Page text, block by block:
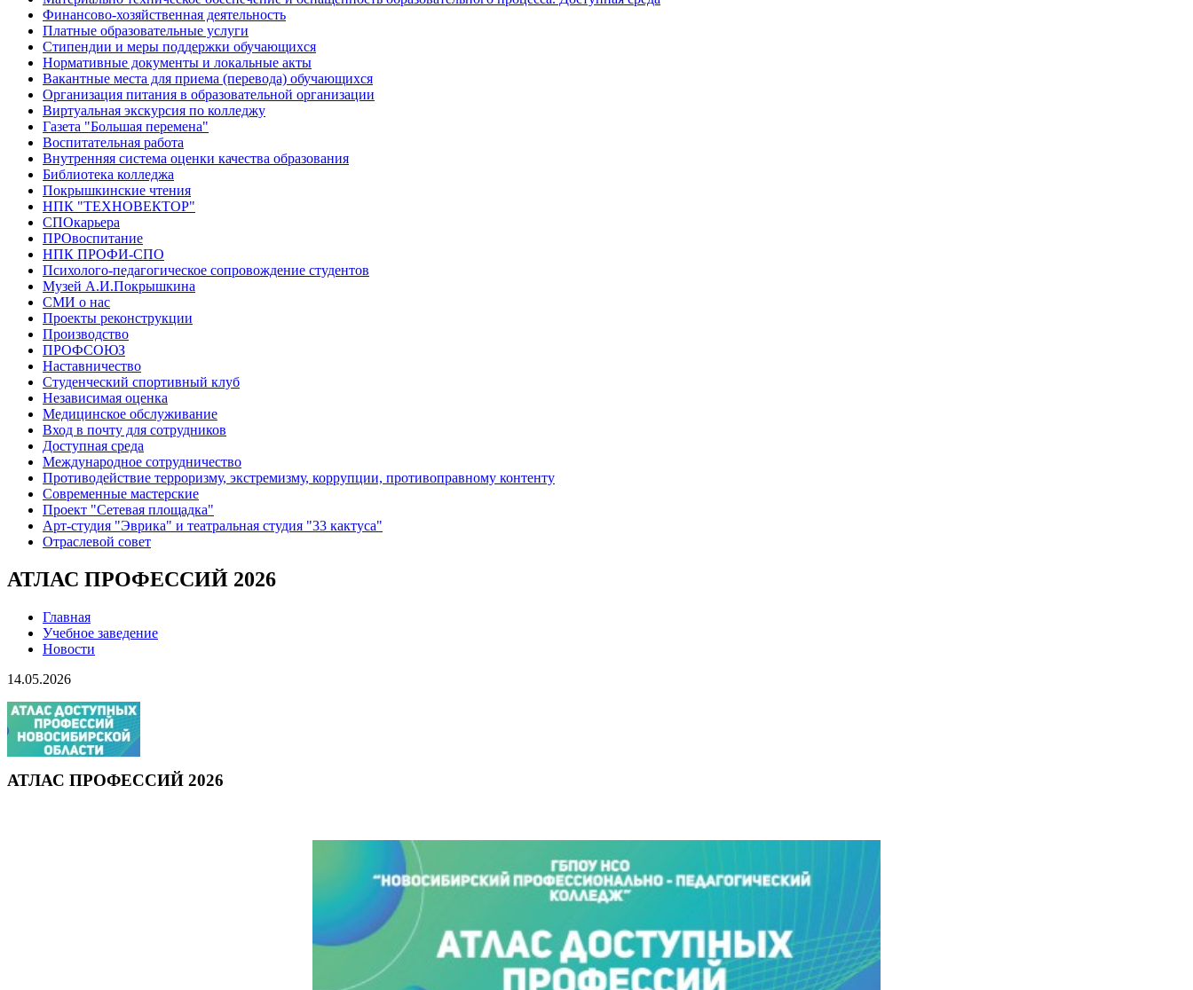
Финансово-хозяйственная деятельность
Платные образовательные услуги
Стипендии и меры поддержки обучающихся
Нормативные документы и локальные акты
Вакантные места для приема (перевода) обучающихся
Организация питания в образовательной организации
Виртуальная экскурсия по колледжу
Газета "Большая перемена"
Воспитательная работа
Внутренняя система оценки качества образования
Библиотека колледжа
Покрышкинские чтения
НПК "ТЕХНОВЕКТОР"
СПОкарьера
ПРОвоспитание
НПК ПРОФИ-СПО
Психолого-педагогическое сопровождение студентов
Музей А.И.Покрышкина
СМИ о нас
Проекты реконструкции
Производство
ПРОФСОЮЗ
Наставничество
Студенческий спортивный клуб
Независимая оценка
Медицинское обслуживание
Вход в почту для сотрудников
Доступная среда
Международное сотрудничество
Противодействие терроризму, экстремизму, коррупции, противоправному контенту
Современные мастерские
Проект "Сетевая площадка"
Арт-студия "Эврика" и театральная студия "33 кактуса"
Отраслевой совет
АТЛАС ПРОФЕССИЙ 2026
Главная
Учебное заведение
Новости
14.05.2026
АТЛАС ПРОФЕССИЙ 2026